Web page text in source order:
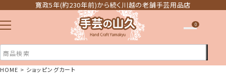
寛政5年(約230年前)から続く川越の老舗手芸用品店
0
HOME ショッピングカート